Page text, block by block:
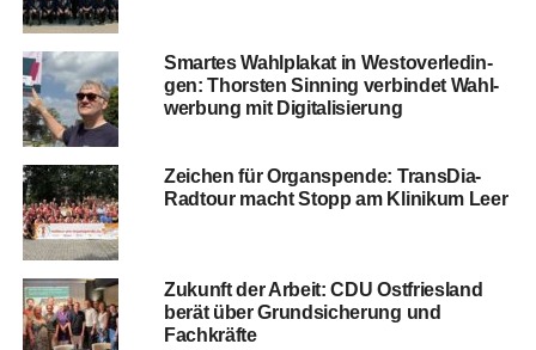
Smar­tes Wahl­pla­kat in Wes­t­ov­er­le­din­
gen: Thors­ten Sin­ning ver­bin­det Wahl­
wer­bung mit Digitalisierung
Zei­chen für Organ­spen­de: Trans­Dia-
Rad­tour macht Stopp am Kli­ni­kum Leer
Zukunft der Arbeit: CDU Ost­fries­land
berät über Grund­si­che­rung und
Fachkräfte